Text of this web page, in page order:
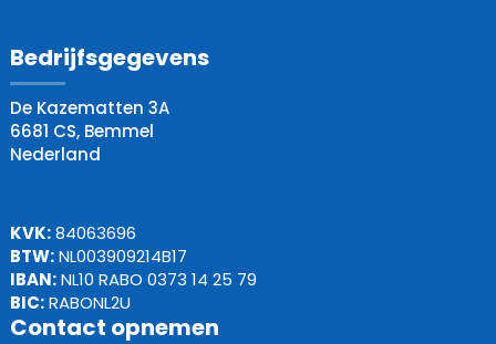
Bedrijfsgegevens
De Kazematten 3A
6681 CS, Bemmel
Nederland
KVK:84063696
BTW:NL003909214B17
IBAN:NL10 RABO 0373 14 25 79
BIC:RABONL2U
Contact opnemen